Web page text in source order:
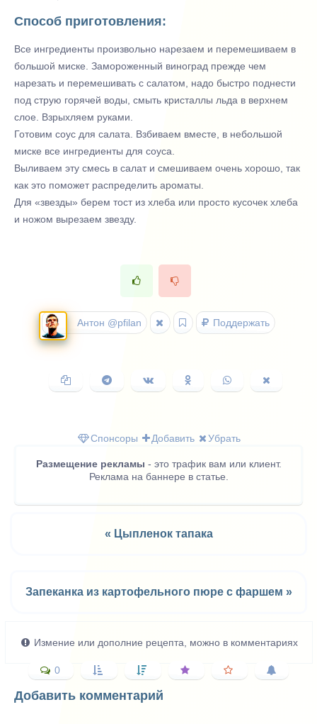
Способ приготовления:
Все ингредиенты произвольно нарезаем и перемешиваем в
большой миске. Замороженный виноград прежде чем
нарезать и перемешивать с салатом, надо быстро поднести
под струю горячей воды, смыть кристаллы льда в верхнем
слое. Взрыхляем руками.
Готовим соус для салата. Взбиваем вместе, в небольшой
миске все ингредиенты для соуса.
Выливаем эту смесь в салат и смешиваем очень хорошо, так
как это поможет распределить ароматы.
Для «звезды» берем тост из хлеба или просто кусочек хлеба
и ножом вырезаем звезду.
Антон @pfilan Поддержать
Копировать
ссылку
Поделиться
в
Поделиться
ВКонтакте
Поделиться
в
Поделиться
в
в
Спонсоры
Добавить Убрать
Размещение рекламы - это трафик вам или клиент.
Реклама на баннере в статье.
« Цыпленок тапака
Запеканка из картофельного пюре с фаршем »
Измение или дополние рецепта, можно в комментариях
0
Добавить комментарий